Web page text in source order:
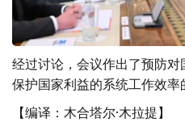
经过讨论，会议作出了预防
保护国家利益的系统工作效率
【编译：木合塔尔·木拉提】